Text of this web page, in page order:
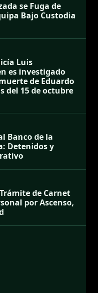
se Fuga de
Bajo Custodia
Luis
es investigado
de Eduardo
del 15 de octubre
Banco de la
Detenidos y
de Carnet
por Ascenso,